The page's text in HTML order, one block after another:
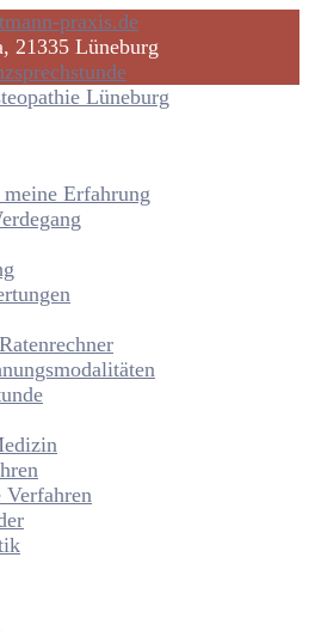
praxis.de
21335 Lüneburg
Erfahrung
Verfahren